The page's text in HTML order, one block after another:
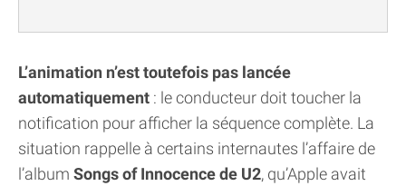
L’animation n’est toutefois pas lancée
automatiquement : le conducteur doit toucher la
notification pour afficher la séquence complète. La
situation rappelle à certains internautes l’affaire de
l’album Songs of Innocence de U2, qu’Apple avait